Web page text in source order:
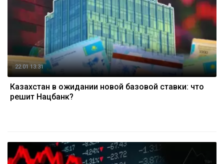
22.01 13:31
Казахстан в ожидании новой базовой ставки: что
решит Нацбанк?